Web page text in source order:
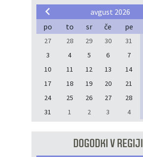
avgust 2026
po
to sr če pe
27 28 29 30 31
3
4 5 6 7
10
11 12 13 14
17
18 19 20 21
24
25 26 27 28
31
1 2 3 4
DOGODKI V REGIJI